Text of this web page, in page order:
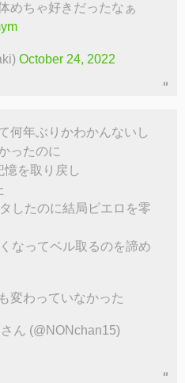
めちゃ好きだったなぁ
October 24, 2022
何年ぶりかわかんないし
ったのに
憶を取り戻し
したのに結局ピエロを零
なってベル取るのを諦め
変わっていなかった
ん (@NONchan15)